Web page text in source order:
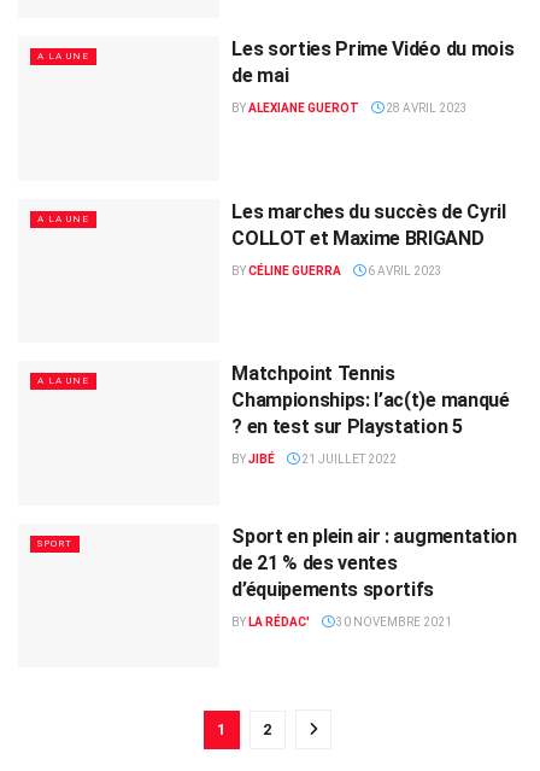
A LA UNE
Les sorties Prime Vidéo du mois
de mai
BYALEXIANE GUEROT 28 AVRIL 2023
A LA UNE
Les marches du succès de Cyril
COLLOT et Maxime BRIGAND
BYCÉLINE GUERRA 6 AVRIL 2023
A LA UNE
Matchpoint Tennis
Championships: l’ac(t)e manqué
? en test sur Playstation 5
BYJIBÉ 21 JUILLET 2022
SPORT
Sport en plein air : augmentation
de 21 % des ventes
d’équipements sportifs
BY LA RÉDAC' 30 NOVEMBRE 2021
1 2